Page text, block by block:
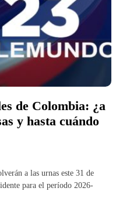
de Colombia: ¿a
y hasta cuándo
a las urnas este 31 de
para el período 2026-